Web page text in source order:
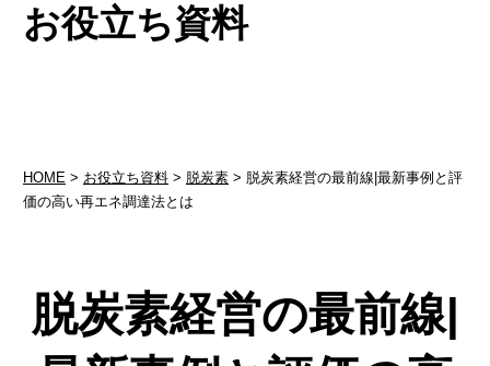
お役立ち資料
HOME > お役立ち資料 > 脱炭素 > 脱炭素経営の最前線|最新事例と評
価の高い再エネ調達法とは
脱炭素経営の最前線|